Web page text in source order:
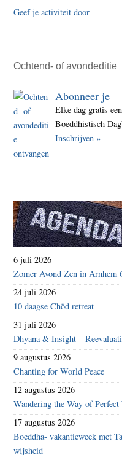
Geef je activiteit door
Ochtend- of avondeditie
Abonneer je
Elke dag gratis
Boeddhistisch
Inschrijven »
6 juli 2026
Zomer Avond Zen in Arnhem
24 juli 2026
10 daagse Chöd retreat
31 juli 2026
Dhyana & Insight –
9 augustus 2026
Chanting for World Peace
12 augustus 2026
Wandering the Way of
17 augustus 2026
Boeddha- vakantieweek met
wijsheid